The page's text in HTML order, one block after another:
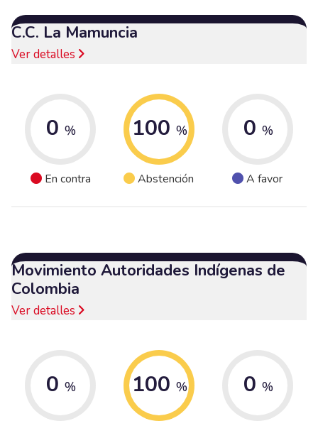
C.C. La Mamuncia
Ver detalles
0 %
En contra
100 %
Abstención
0 %
A favor
Movimiento Autoridades Indígenas de
Colombia
Ver detalles
0 % 100 % 0 %